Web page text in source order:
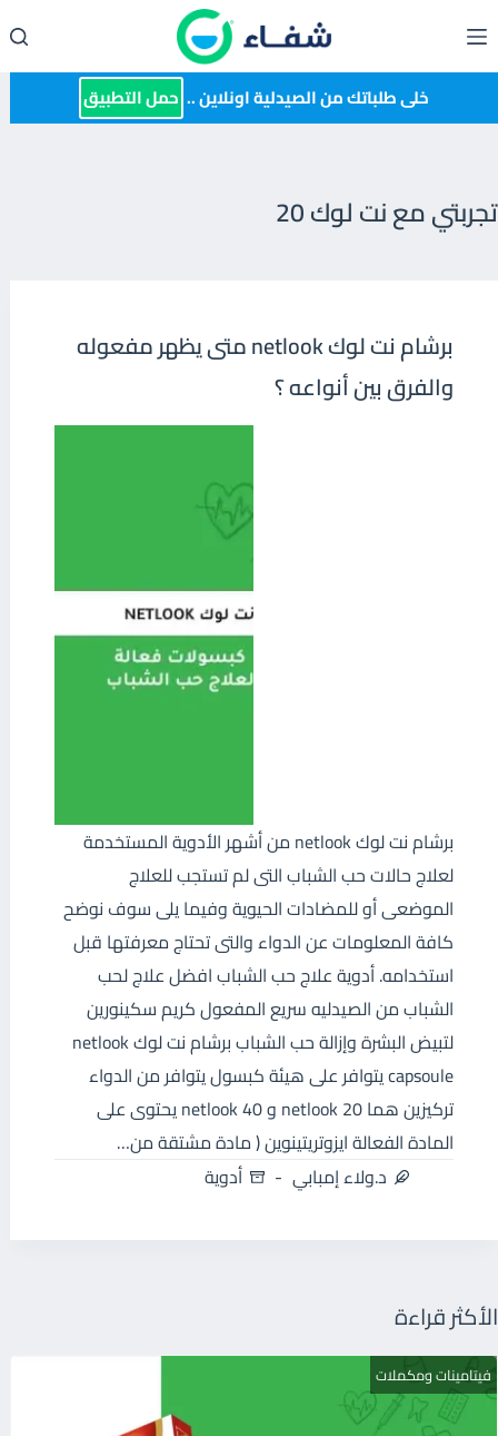
إلى
المحتوى خلى طلباتك من الصيدلية اونلاين .. حمل التطبيق
تجربتي مع نت لوك 20
برشام نت لوك netlook متى يظهر مفعوله
والفرق بين أنواعه ؟
برشام نت لوك netlook من أشهر الأدوية المستخدمة
لعلاج حالات حب الشباب التى لم تستجب للعلاج
الموضعى أو للمضادات الحيوية وفيما يلى سوف نوضح
كافة المعلومات عن الدواء والتى تحتاج معرفتها قبل
استخدامه. أدوية علاج حب الشباب افضل علاج لحب
الشباب من الصيدليه سريع المفعول كريم سكينورين
لتبيض البشرة وإزالة حب الشباب برشام نت لوك netlook
capsoule يتوافر على هيئة كبسول يتوافر من الدواء
تركيزين هما netlook 20 و 40 netlook يحتوى على
المادة الفعالة ايزوتريتينوين ( مادة مشتقة من…
د.ولاء إمبابي
أدوية
الأكثر قراءة
فيتامينات ومكملات